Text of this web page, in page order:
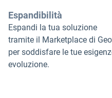
Espandibilità
Espandi la tua soluzione
tramite il Marketplace di
per soddisfare le tue
evoluzione.